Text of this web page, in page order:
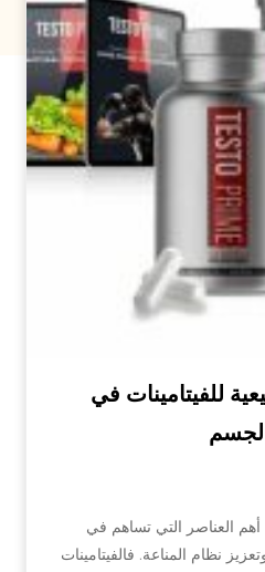
للفيتامينات في
أهم العناصر التي تساهم في
نظام المناعة. فالفيتامينات